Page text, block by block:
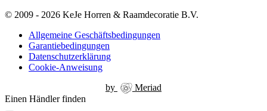
© 2009 - 2026 KeJe Horren & Raamdecoratie B.V.
Allgemeine Geschäftsbedingungen
Garantiebedingungen
Datenschutzerklärung
Cookie-Anweisung
by
Meriad
Einen Händler finden